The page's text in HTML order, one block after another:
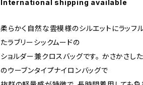
International shipping available
柔らかく自然な雲模様のシルエットにラッフ
たラブリーシックムードの
ショルダー兼クロスバッグです。 かさかさし
のウーブンタイプナイロンバッグで